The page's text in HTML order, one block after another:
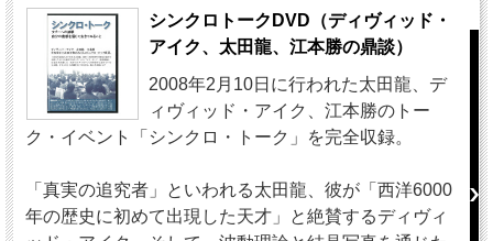
シンクロトークDVD（ディヴィッド・
アイク、太田龍、江本勝の鼎談）
2008年2月10日に行われた太田龍、デ
ィヴィッド・アイク、江本勝のトー
ク・イベント「シンクロ・トーク」を完全収録。
「真実の追究者」といわれる太田龍、彼が「西洋6000
年の歴史に初めて出現した天才」と絶賛するディヴィ